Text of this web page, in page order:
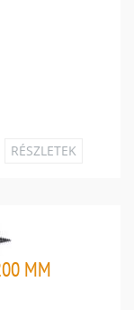
RÉSZLETEK
MM